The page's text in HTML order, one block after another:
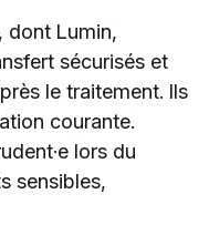
dont Lumin,
sécurisés et
le traitement. Ils
courante.
lors du
sensibles,